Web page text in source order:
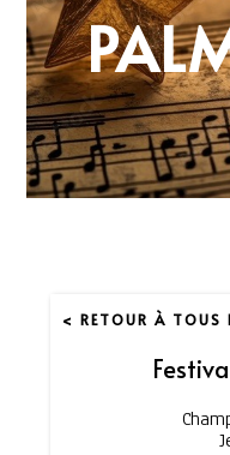
< RETOUR À TOUS